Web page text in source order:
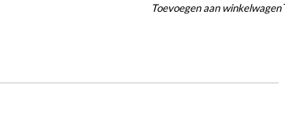
Toevoegen aan winkelwagen